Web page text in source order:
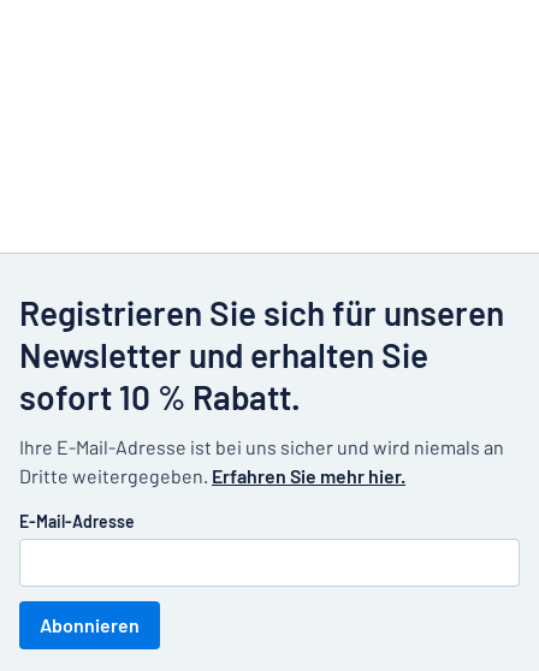
Registrieren Sie sich für unseren
Newsletter und erhalten Sie
sofort 10 % Rabatt.
Ihre E-Mail-Adresse ist bei uns sicher und wird niemals an
Dritte weitergegeben. Erfahren Sie mehr hier.
E-Mail-Adresse
Abonnieren